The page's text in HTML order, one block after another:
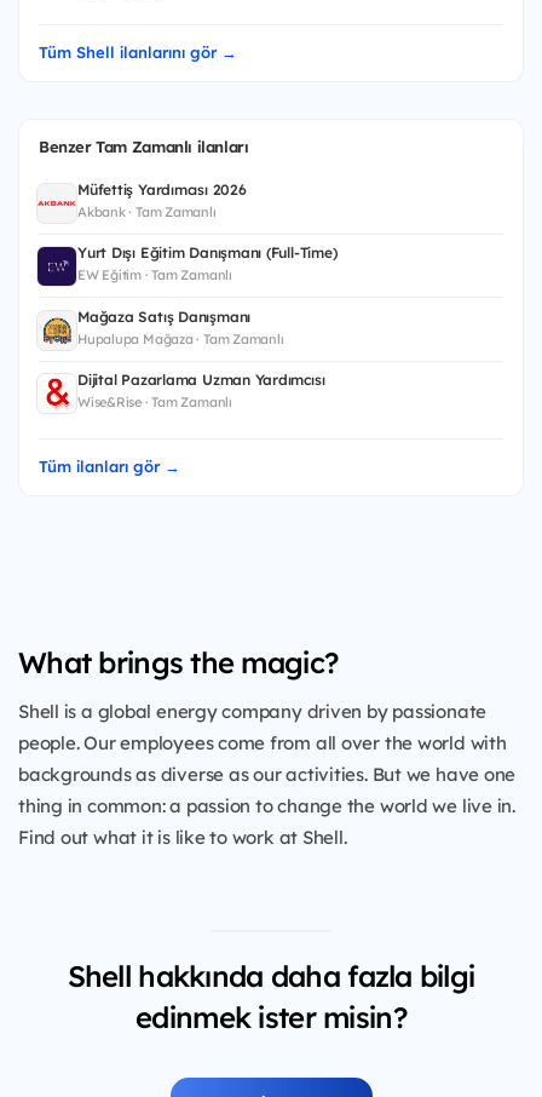
Tüm Shell ilanlarını gör →
Benzer Tam Zamanlı ilanları
Müfettiş Yardımcısı 2026
Akbank · Tam Zamanlı
Yurt Dışı Eğitim Danışmanı (Full-Time)
EW Eğitim · Tam Zamanlı
Mağaza Satış Danışmanı
Hupalupa Mağaza · Tam Zamanlı
Dijital Pazarlama Uzman Yardımcısı
Wise&Rise · Tam Zamanlı
Tüm ilanları gör →
What brings the magic?
Shell is a global energy company driven by passionate
people. Our employees come from all over the world with
backgrounds as diverse as our activities. But we have one
thing in common: a passion to change the world we live in.
Find out what it is like to work at Shell.
Shell hakkında daha fazla bilgi
edinmek ister misin?